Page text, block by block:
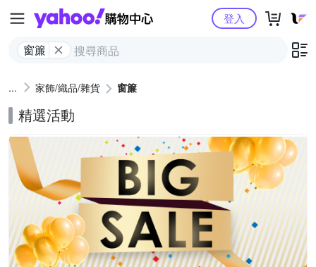
Yahoo購物中心
窗簾
登入
家飾/織品/雜貨 窗簾
精選活動